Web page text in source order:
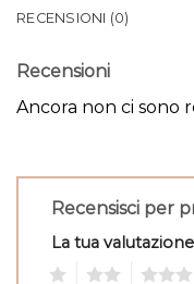
RECENSIONI (0)
Recensioni
Ancora non ci sono
Recensisci per
La tua valutazione